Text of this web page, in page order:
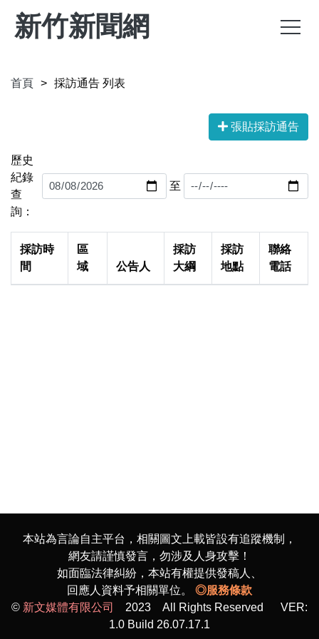
新竹新聞網
首頁 採訪通告 列表
張貼採訪通告
歷史
紀錄
查
詢：
至
採訪時
間
區
域
公告人
採訪
大綱
採訪
地點
聯絡
電話
本站為言論自主平台，相關圖文上載皆設有追蹤機制，
網友請謹慎發言，勿涉及人身攻擊！
如面臨法律糾紛，本站有權提供發稿人、
回應人資料予相關單位。 ◎服務條款
© 新文媒體有限公司
2023 All Rights Reserved VER:
1.0 Build 26.07.17.1